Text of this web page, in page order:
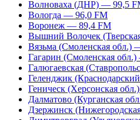
Волноваха (ДНР) — 99,5
Вологда — 96,0 FM
Воронеж — 89,4 FM
Вышний Волочек
Вязьма (Смоленская обл.)
Гагарин (Смоленская
Галюгаевская
Геленджик
Геническ (Херсонская
Далматово (Курганская
Дзержинск